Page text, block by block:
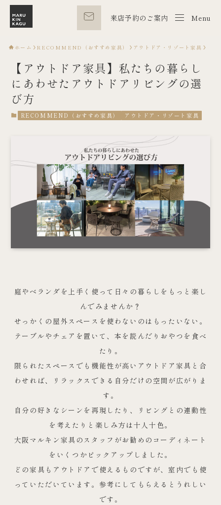
来店予約のご案内 Menu
Menu
ホーム RECOMMEND（おすすめ家具） アウトドア・リゾート家具
【アウトドア家具】私たちの暮らし
にあわせたアウトドアリビングの選
び方
RECOMMEND（おすすめ家具） アウトドア・リゾート家具
庭やベランダを上手く使って日々の暮らしをもっと楽し
んでみませんか？
せっかくの屋外スペースを使わないのはもったいない。
テーブルやチェアを置いて、本を読んだりおやつを食べ
たり。
限られたスペースでも機能性が高いアウトドア家具と合
わせれば、リラックスできる自分だけの空間が広がりま
す。
自分の好きなシーンを再現したり、リビングとの連動性
を考えたりと楽しみ方は十人十色。
大阪マルキン家具のスタッフがお勧めのコーディネート
をいくつかピックアップしました。
どの家具もアウトドアで使えるものですが、室内でも使
っていただいています。参考にしてもらえるとうれしい
です。